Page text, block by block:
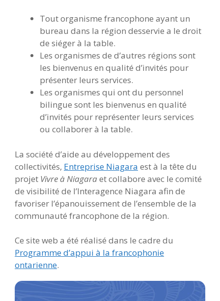
Tout organisme francophone ayant un
bureau dans la région desservie a le droit
de siéger à la table.
Les organismes de d’autres régions sont
les bienvenus en qualité d’invités pour
présenter leurs services.
Les organismes qui ont du personnel
bilingue sont les bienvenus en qualité
d’invités pour représenter leurs services
ou collaborer à la table.
La société d’aide au développement des
collectivités, Entreprise Niagara est à la tête du
projet Vivre à Niagaraet collabore avec le comité
de visibilité de l’Interagence Niagara afin de
favoriser l’épanouissement de l’ensemble de la
communauté francophone de la région.
Ce site web a été réalisé dans le cadre du
Programme d’appui à la francophonie
ontarienne.